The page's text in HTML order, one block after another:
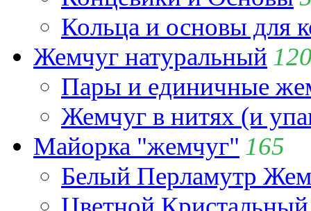
Кольца и основы для
Жемчуг натуральный
Пары и единичные
Жемчуг в нитях (и
Майорка "жемчуг" 165
Белый Перламутр